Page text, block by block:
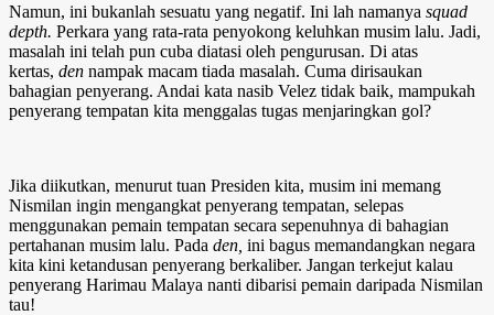
Namun, ini bukanlah sesuatu yang negatif. Ini lah namanya squad
depth. Perkara yang rata-rata penyokong keluhkan musim lalu. Jadi,
masalah ini telah pun cuba diatasi oleh pengurusan. Di atas
kertas, den nampak macam tiada masalah. Cuma dirisaukan
bahagian penyerang. Andai kata nasib Velez tidak baik, mampukah
penyerang tempatan kita menggalas tugas menjaringkan gol?
Jika diikutkan, menurut tuan Presiden kita, musim ini memang
Nismilan ingin mengangkat penyerang tempatan, selepas
menggunakan pemain tempatan secara sepenuhnya di bahagian
pertahanan musim lalu. Pada den, ini bagus memandangkan negara
kita kini ketandusan penyerang berkaliber. Jangan terkejut kalau
penyerang Harimau Malaya nanti dibarisi pemain daripada Nismilan
tau!